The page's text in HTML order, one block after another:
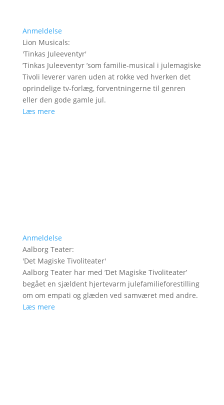
Anmeldelse
Lion Musicals:
'Tinkas Juleeventyr'
’Tinkas Juleeventyr ’som familie-musical i julemagiske
Tivoli leverer varen uden at rokke ved hverken det
oprindelige tv-forlæg, forventningerne til genren
eller den gode gamle jul.
Læs mere
Anmeldelse
Aalborg Teater:
'Det Magiske Tivoliteater'
Aalborg Teater har med ’Det Magiske Tivoliteater’
begået en sjældent hjertevarm julefamilieforestilling
om om empati og glæden ved samværet med andre.
Læs mere